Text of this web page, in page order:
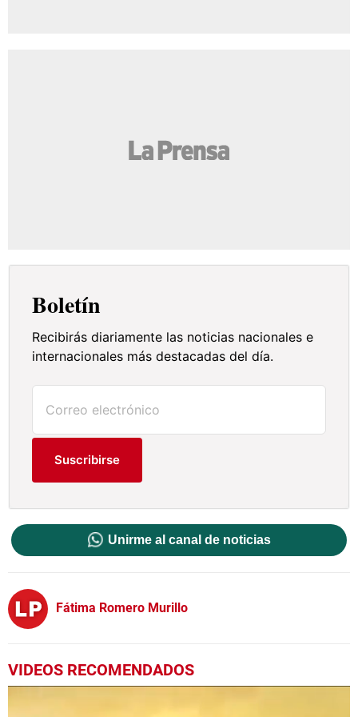
Boletín
Recibirás diariamente las noticias nacionales e
internacionales más destacadas del día.
Suscribirse
Unirme al canal de noticias
Fátima Romero Murillo
VIDEOS RECOMENDADOS